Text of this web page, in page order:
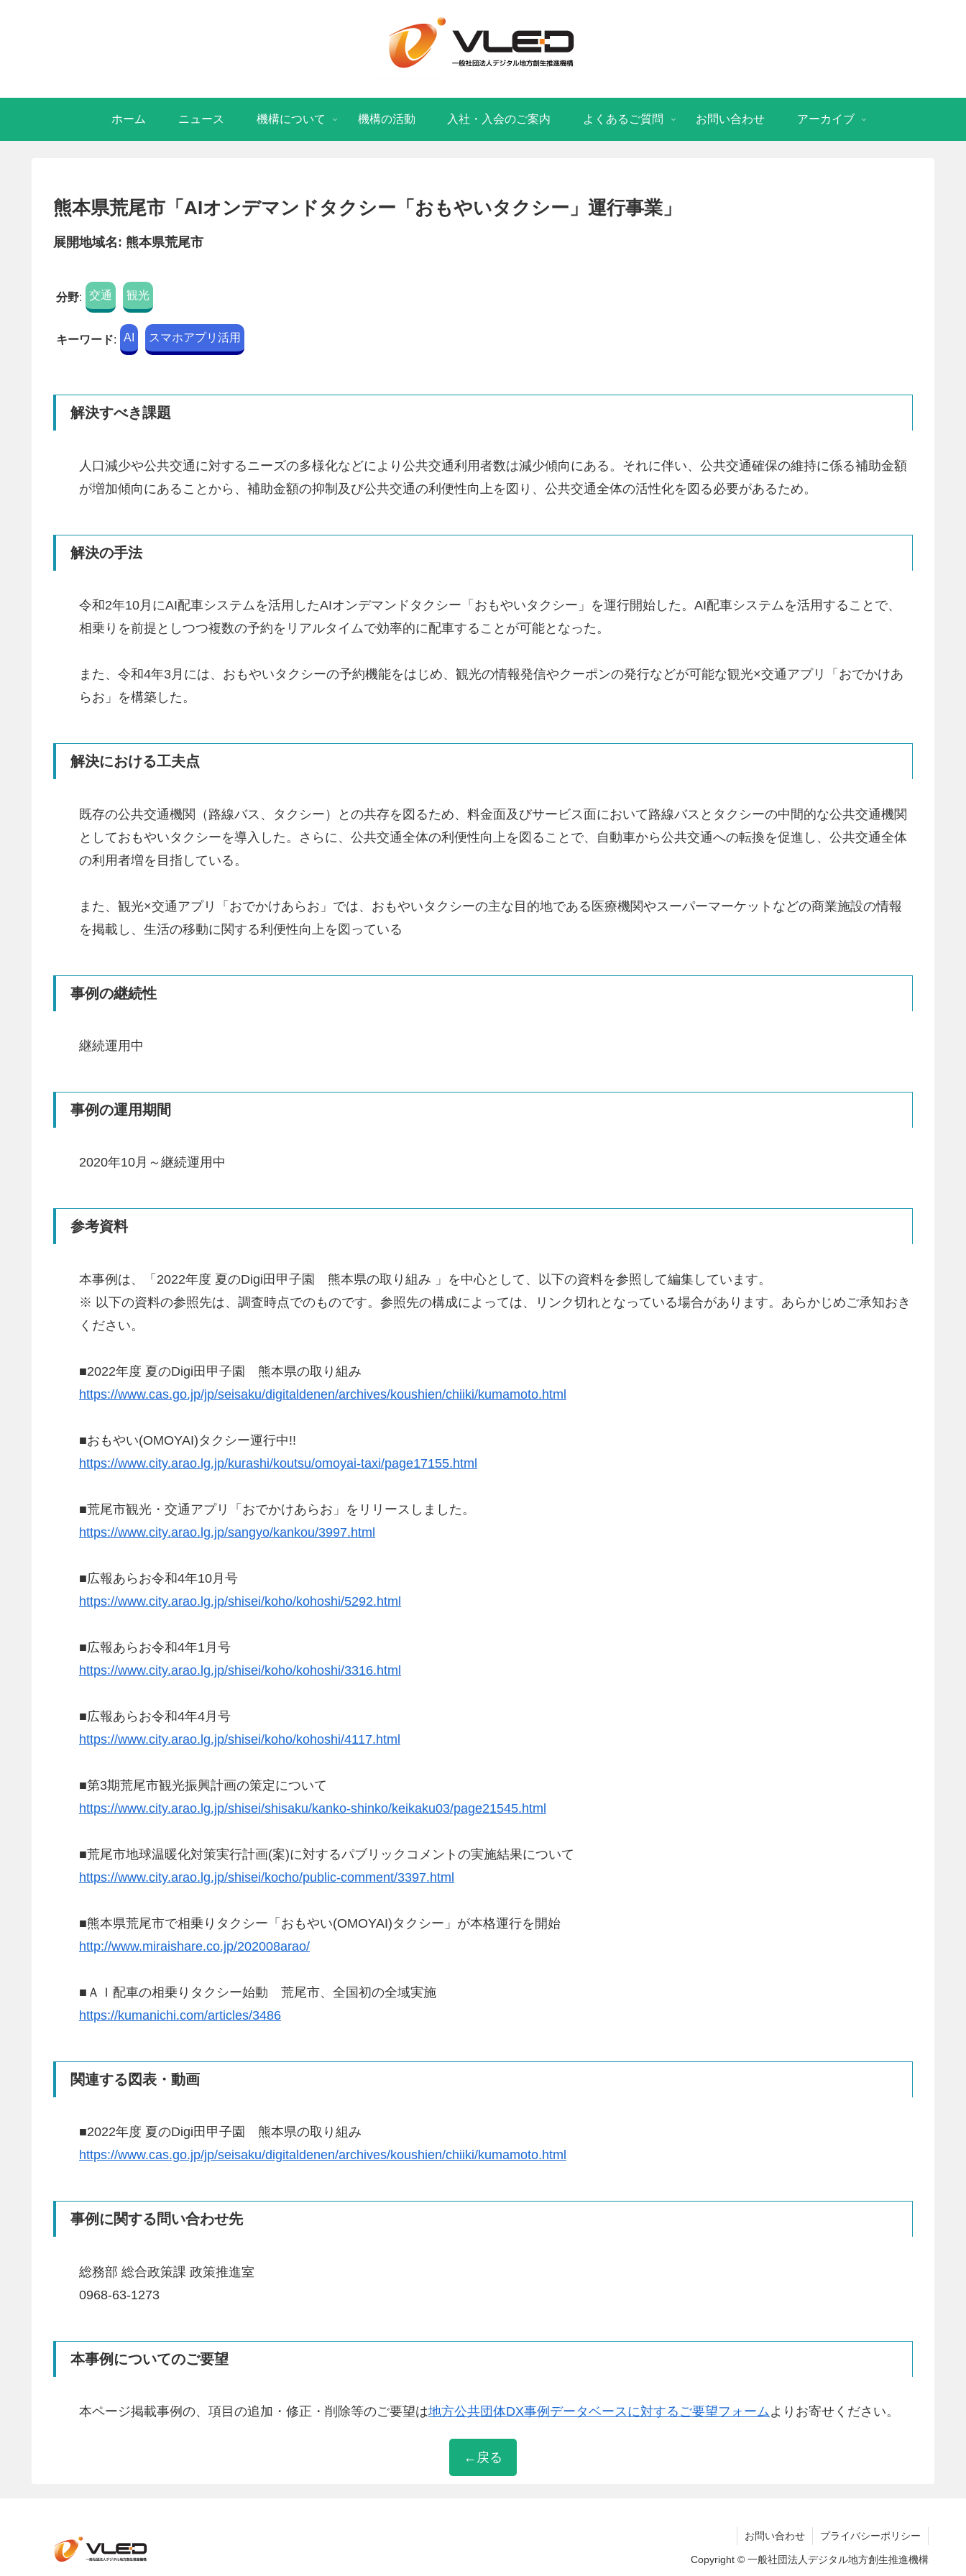
ホーム ニュース 機構について 機構の活動 入社・入会のご案内 よくあるご質問 お問い合わせ アーカイブ
熊本県荒尾市「AIオンデマンドタクシー「おもやいタクシー」運行事業」
展開地域名: 熊本県荒尾市
分野: 交通 観光
キーワード: AI スマホアプリ活用
←戻る
解決すべき課題
人口減少や公共交通に対するニーズの多様化などにより公共交通利用者数は減少傾向にある。それに伴い、公共交通確保の維持に係る補助金額
が増加傾向にあることから、補助金額の抑制及び公共交通の利便性向上を図り、公共交通全体の活性化を図る必要があるため。
解決の手法
令和2年10月にAI配車システムを活用したAIオンデマンドタクシー「おもやいタクシー」を運行開始した。AI配車システムを活用することで、
相乗りを前提としつつ複数の予約をリアルタイムで効率的に配車することが可能となった。
また、令和4年3月には、おもやいタクシーの予約機能をはじめ、観光の情報発信やクーポンの発行などが可能な観光×交通アプリ「おでかけあ
らお」を構築した。
解決における工夫点
既存の公共交通機関（路線バス、タクシー）との共存を図るため、料金面及びサービス面において路線バスとタクシーの中間的な公共交通機関
としておもやいタクシーを導入した。さらに、公共交通全体の利便性向上を図ることで、自動車から公共交通への転換を促進し、公共交通全体
の利用者増を目指している。
また、観光×交通アプリ「おでかけあらお」では、おもやいタクシーの主な目的地である医療機関やスーパーマーケットなどの商業施設の情報
を掲載し、生活の移動に関する利便性向上を図っている
事例の継続性
継続運用中
事例の運用期間
2020年10月～継続運用中
参考資料
本事例は、「2022年度 夏のDigi田甲子園 熊本県の取り組み 」を中心として、以下の資料を参照して編集しています。
※ 以下の資料の参照先は、調査時点でのものです。参照先の構成によっては、リンク切れとなっている場合があります。あらかじめご承知おき
ください。
■2022年度 夏のDigi田甲子園 熊本県の取り組み
https://www.cas.go.jp/jp/seisaku/digitaldenen/archives/koushien/chiiki/kumamoto.html
■おもやい(OMOYAI)タクシー運行中!!
https://www.city.arao.lg.jp/kurashi/koutsu/omoyai-taxi/page17155.html
■荒尾市観光・交通アプリ「おでかけあらお」をリリースしました。
https://www.city.arao.lg.jp/sangyo/kankou/3997.html
■広報あらお令和4年10月号
https://www.city.arao.lg.jp/shisei/koho/kohoshi/5292.html
■広報あらお令和4年1月号
https://www.city.arao.lg.jp/shisei/koho/kohoshi/3316.html
■広報あらお令和4年4月号
https://www.city.arao.lg.jp/shisei/koho/kohoshi/4117.html
■第3期荒尾市観光振興計画の策定について
https://www.city.arao.lg.jp/shisei/shisaku/kanko-shinko/keikaku03/page21545.html
■荒尾市地球温暖化対策実行計画(案)に対するパブリックコメントの実施結果について
https://www.city.arao.lg.jp/shisei/kocho/public-comment/3397.html
■熊本県荒尾市で相乗りタクシー「おもやい(OMOYAI)タクシー」が本格運行を開始
http://www.miraishare.co.jp/202008arao/
■ＡＩ配車の相乗りタクシー始動 荒尾市、全国初の全域実施
https://kumanichi.com/articles/3486
関連する図表・動画
■2022年度 夏のDigi田甲子園 熊本県の取り組み
https://www.cas.go.jp/jp/seisaku/digitaldenen/archives/koushien/chiiki/kumamoto.html
事例に関する問い合わせ先
総務部 総合政策課 政策推進室
0968-63-1273
本事例についてのご要望
本ページ掲載事例の、項目の追加・修正・削除等のご要望は地方公共団体DX事例データベースに対するご要望フォーム よりお寄せください。
お問い合わせ プライバシーポリシー
Copyright © 一般社団法人デジタル地方創生推進機構